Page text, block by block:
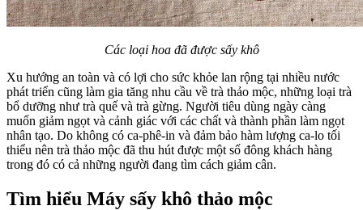
Các loại hoa đã được sấy khô
Xu hướng an toàn và có lợi cho sức khỏe lan rộng tại nhiều nước
phát triển cũng làm gia tăng nhu cầu về trà thảo mộc, những loại trà
bổ dưỡng như trà quế và trà gừng. Người tiêu dùng ngày càng
muốn giảm ngọt và cảnh giác với các chất và thành phần làm ngọt
nhân tạo. Do không có ca-phê-in và đảm bảo hàm lượng ca-lo tối
thiểu nên trà thảo mộc đã thu hút được một số đông khách hàng
trong đó có cả những người đang tìm cách giảm cân.
Tìm hiểu Máy sấy khô thảo mộc